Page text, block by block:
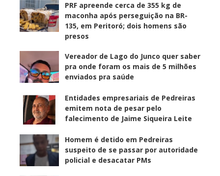
PRF apreende cerca de 355 kg de
maconha após perseguição na BR-
135, em Peritoró; dois homens são
presos
Vereador de Lago do Junco quer saber
pra onde foram os mais de 5 milhões
enviados pra saúde
Entidades empresariais de Pedreiras
emitem nota de pesar pelo
falecimento de Jaime Siqueira Leite
Homem é detido em Pedreiras
suspeito de se passar por autoridade
policial e desacatar PMs